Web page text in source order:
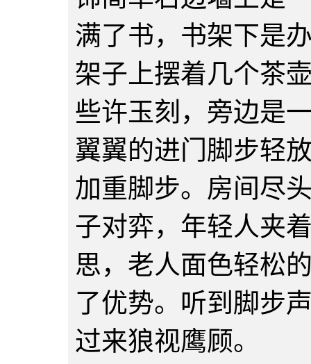
满了书，书架下是
架子上摆着几个茶
些许玉刻，旁边是
翼翼的进门脚步轻
加重脚步。房间尽
子对弈，年轻人夹
思，老人面色轻松
了优势。听到脚步
过来狼视鹰顾。